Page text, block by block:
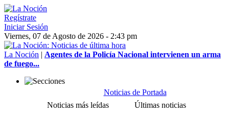
Regístrate
Iniciar Sesión
Viernes, 07 de Agosto de 2026 - 2:43 pm
La Noción | Agentes de la Policía Nacional intervienen un arma
de fuego...
Noticias de Portada
Noticias más leídas
Últimas noticias